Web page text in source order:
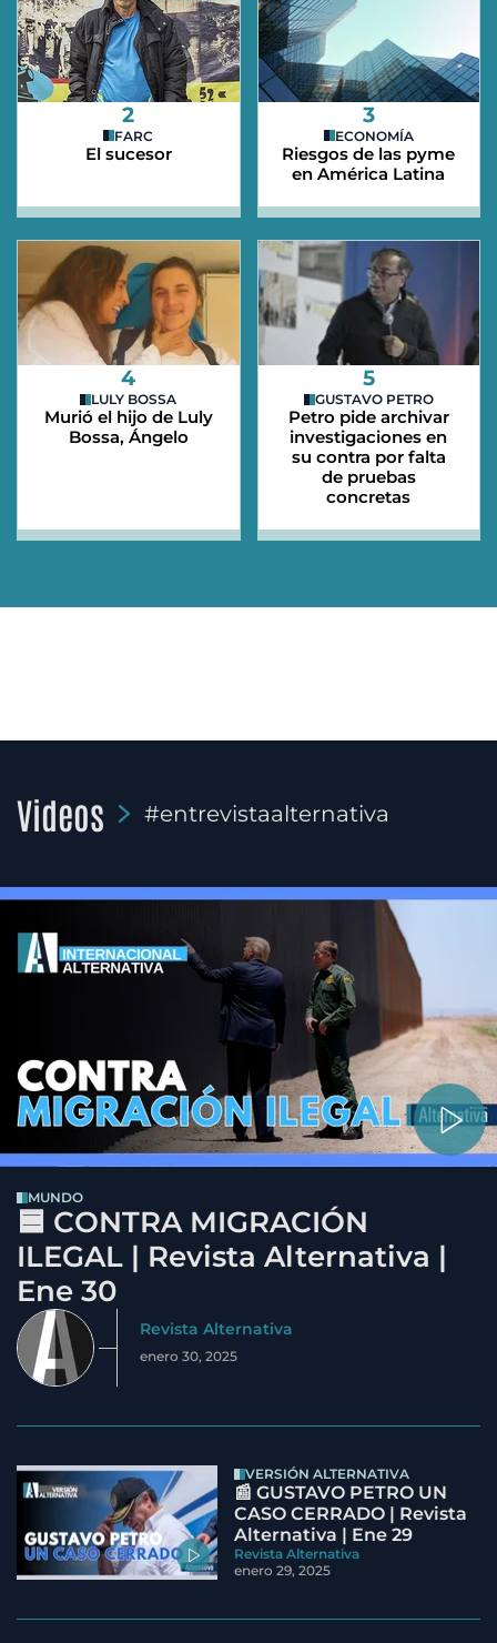
2
FARC
El sucesor
3
ECONOMÍA
Riesgos de las pyme
en América Latina
4
LULY BOSSA
Murió el hijo de Luly
Bossa, Ángelo
5
GUSTAVO PETRO
Petro pide archivar
investigaciones en
su contra por falta
de pruebas
concretas
Videos #entrevistaalternativa
MUNDO
🟦 CONTRA MIGRACIÓN
ILEGAL | Revista Alternativa |
Ene 30
Revista Alternativa
enero 30, 2025
VERSIÓN ALTERNATIVA
📰 GUSTAVO PETRO UN
CASO CERRADO | Revista
Alternativa | Ene 29
Revista Alternativa
enero 29, 2025